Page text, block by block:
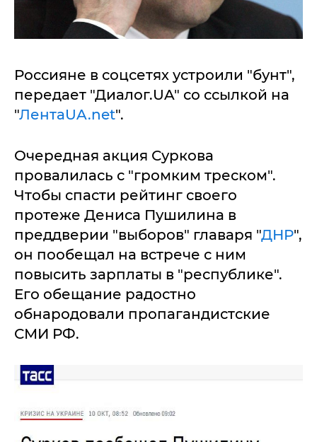
Россияне в соцсетях устроили "бунт",
передает "Диалог.UA" со ссылкой на
"ЛентаUA.net".
Очередная акция Суркова
провалилась с "громким треском".
Чтобы спасти рейтинг своего
протеже Дениса Пушилина в
преддверии "выборов" главаря "ДНР",
он пообещал на встрече с ним
повысить зарплаты в "республике".
Его обещание радостно
обнародовали пропагандистские
СМИ РФ.